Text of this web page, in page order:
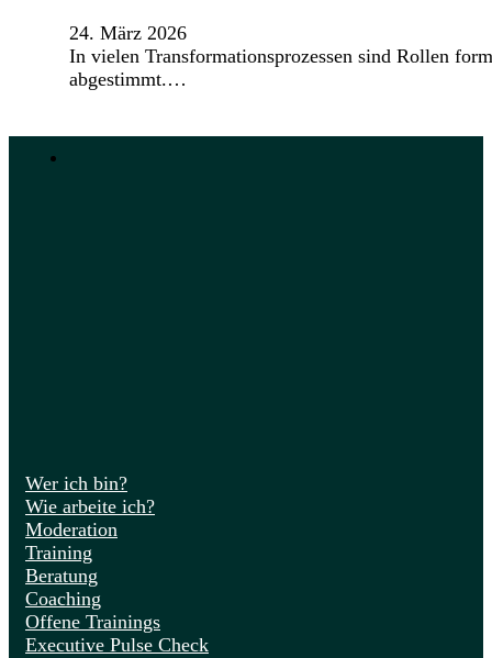
24. März 2026
In vielen Transformationsprozessen sind Rollen
abgestimmt.…
Wer ich bin?
Wie arbeite ich?
Moderation
Training
Beratung
Coaching
Offene Trainings
Executive Pulse Check